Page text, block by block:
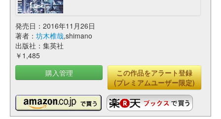
発売日：2016年11月26日
著者： 坊木椎哉,shimano
出版社：集英社
￥1,485
購入管理
この作品をアラート登録
(プレミアムユーザー限定)